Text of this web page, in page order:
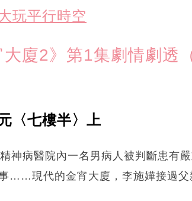
玩平行時空
大廈2》第1集劇情劇
〈七樓半〉上
神病醫院內一名男病人被判斷患有
……現代的金宵大廈，李施嬅接過父